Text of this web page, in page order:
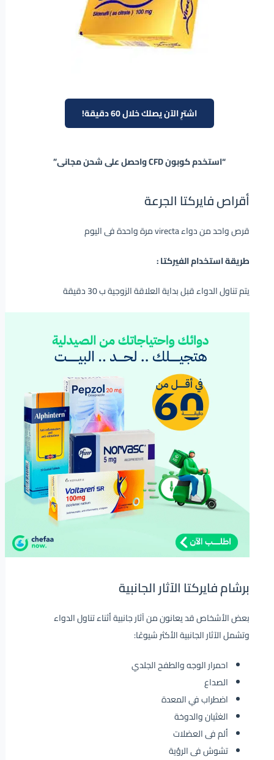
اشترِ الآن يصلك خلال 60 دقيقة!
“استخدم كوبون CFD واحصل على شحن مجانى”
أقراص فايركتا الجرعة
قرص واحد من دواء virecta مرة واحدة فى اليوم
طريقة استخدام الفيركتا :
يتم تناول الدواء قبل بداية العلاقة الزوجية ب 30 دقيقة
برشام فايركتا الآثار الجانبية
بعض الأشخاص قد يعانون من آثار جانبية أثناء تناول الدواء
وتشمل الآثار الجانبية الأكثر شيوعًا:
احمرار الوجه والطفح الجلدي
الصداع
اضطراب في المعدة
الغثيان والدوخة
ألم فى العضلات
تشوش فى الرؤية